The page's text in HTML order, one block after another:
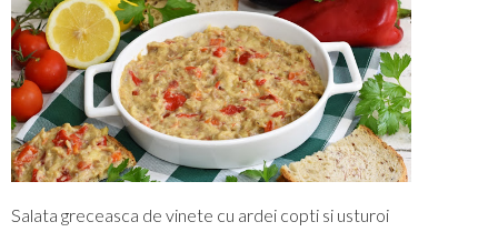
Salata greceasca de vinete cu ardei copti si usturoi